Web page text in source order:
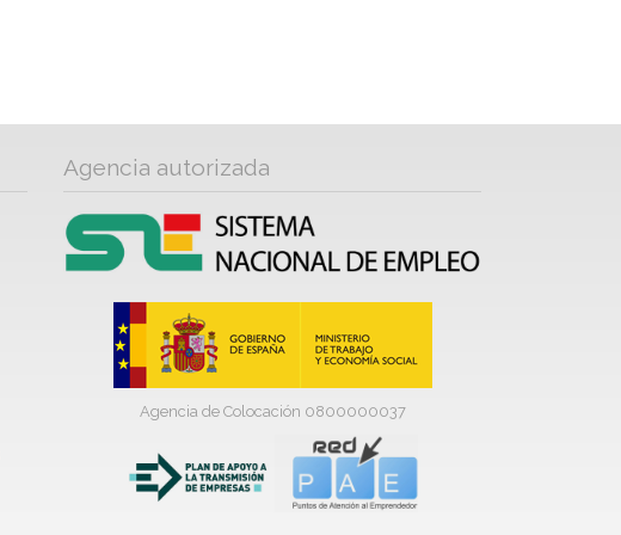
Agencia autorizada
Agencia de Colocación 0800000037